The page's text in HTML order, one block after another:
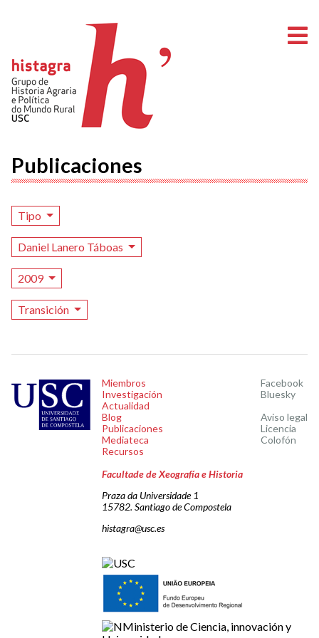
Publicaciones
Tipo
Daniel Lanero Táboas
2009
Transición
Miembros
Investigación
Actualidad
Blog
Publicaciones
Mediateca
Recursos
Facebook
Bluesky
Aviso legal
Licencia
Colofón
Facultade de Xeografía e Historia
Praza da Universidade 1
15782. Santiago de Compostela
histagra@usc.es